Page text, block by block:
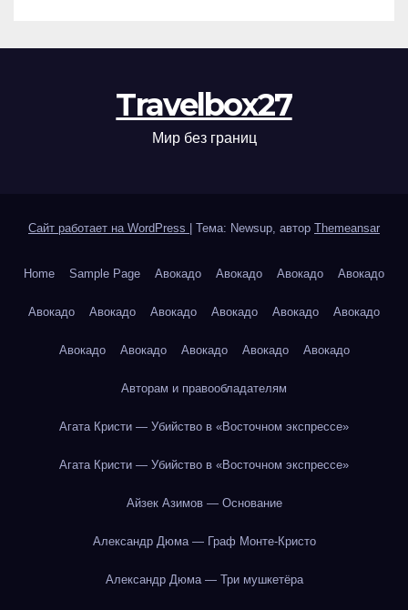
Travelbox27
Мир без границ
Сайт работает на WordPress Тема: Newsup, автор Themeansar
Home Sample Page Авокадо Авокадо Авокадо Авокадо
Авокадо Авокадо Авокадо Авокадо Авокадо Авокадо
Авокадо Авокадо Авокадо Авокадо Авокадо
Авторам и правообладателям
Агата Кристи — Убийство в «Восточном экспрессе»
Агата Кристи — Убийство в «Восточном экспрессе»
Айзек Азимов — Основание
Александр Дюма — Граф Монте-Кристо
Александр Дюма — Три мушкетёра